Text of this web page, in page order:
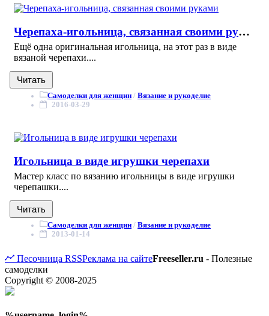
Черепаха-игольница, связанная своими руками
Ещё одна оригинальная игольница, на этот раз в виде
вязаной черепахи....
Читать
Самоделки для женщин / Вязание и рукоделие
2016-03-29
Игольница в виде игрушки черепахи
Мастер класс по вязанию игольницы в виде игрушки
черепашки....
Читать
Самоделки для женщин / Вязание и рукоделие
2013-01-14
Песочница RSSРеклама на сайтеFreeseller.ru - Полезные
самоделки
Copyright © 2008-2025